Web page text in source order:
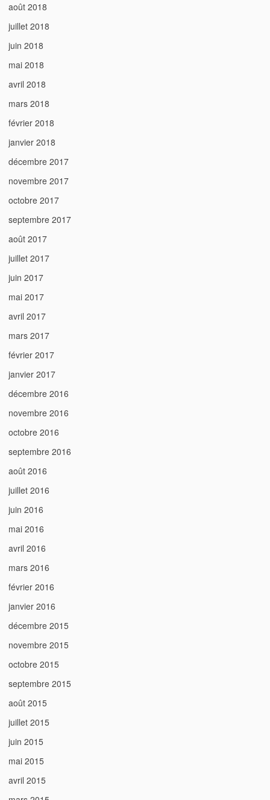
août 2018
juillet 2018
juin 2018
mai 2018
avril 2018
mars 2018
février 2018
janvier 2018
décembre 2017
novembre 2017
octobre 2017
septembre 2017
août 2017
juillet 2017
juin 2017
mai 2017
avril 2017
mars 2017
février 2017
janvier 2017
décembre 2016
novembre 2016
octobre 2016
septembre 2016
août 2016
juillet 2016
juin 2016
mai 2016
avril 2016
mars 2016
février 2016
janvier 2016
décembre 2015
novembre 2015
octobre 2015
septembre 2015
août 2015
juillet 2015
juin 2015
mai 2015
avril 2015